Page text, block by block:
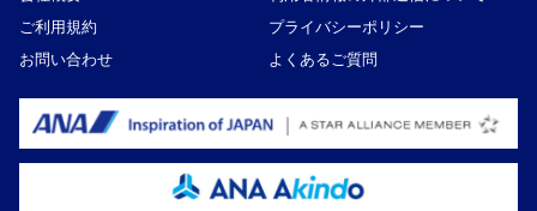
ご利用規約
プライバシーポリシー
お問い合わせ
よくあるご質問